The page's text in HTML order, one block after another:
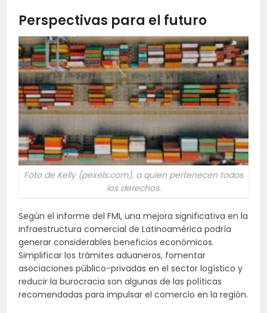
Perspectivas para el futuro
Foto de Kelly (pexels.com), a quien pertenecen todos
los derechos.
Según el informe del FMI, una mejora significativa en la
infraestructura comercial de Latinoamérica podría
generar considerables beneficios económicos.
Simplificar los trámites aduaneros, fomentar
asociaciones público-privadas en el sector logístico y
reducir la burocracia son algunas de las políticas
recomendadas para impulsar el comercio en la región.